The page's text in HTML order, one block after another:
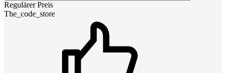
Regulärer Preis
The_code_store